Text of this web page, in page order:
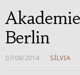
Berlin
07/08/2014 SÍLVIA